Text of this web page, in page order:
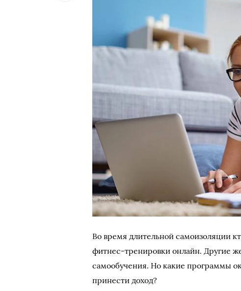
Во время длительной самоизоляции
фитнес-тренировки онлайн. Другие
самообучения. Но какие программы
принести доход?